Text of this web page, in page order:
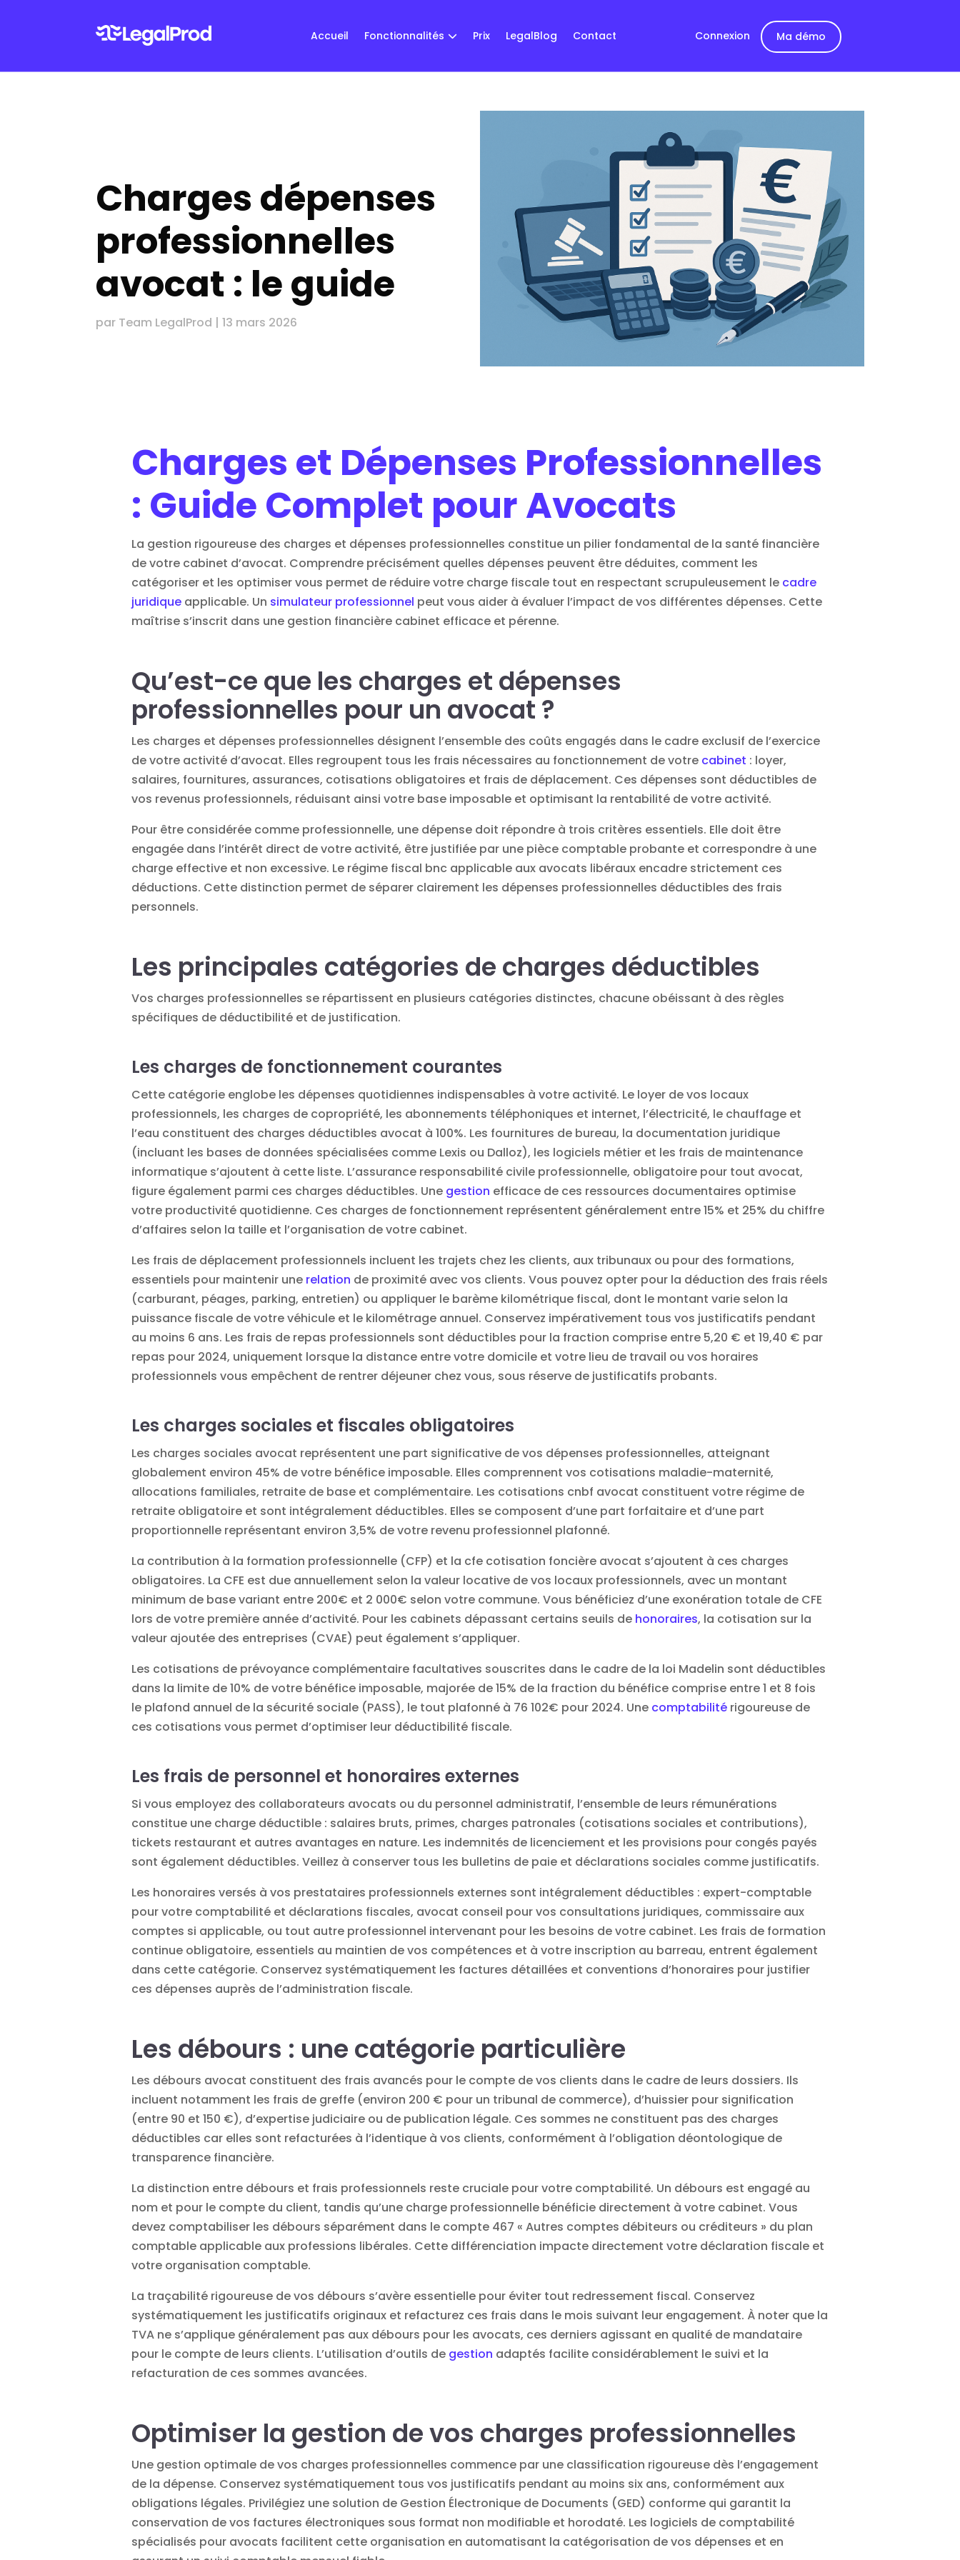
Accueil Fonctionnalités Prix LegalBlog Contact Connexion Ma démo
Charges dépenses
professionnelles
avocat : le guide
par Team LegalProd |13 mars 2026
Charges et Dépenses Professionnelles
: Guide Complet pour Avocats
La gestion rigoureuse des charges et dépenses professionnelles constitue un pilier fondamental de la santé financière
de votre cabinet d’avocat. Comprendre précisément quelles dépenses peuvent être déduites, comment les
catégoriser et les optimiser vous permet de réduire votre charge fiscale tout en respectant scrupuleusement le cadre
juridique applicable. Un simulateur professionnel peut vous aider à évaluer l’impact de vos différentes dépenses. Cette
maîtrise s’inscrit dans une gestion financière cabinet efficace et pérenne.
Qu’est-ce que les charges et dépenses
professionnelles pour un avocat ?
Les charges et dépenses professionnelles désignent l’ensemble des coûts engagés dans le cadre exclusif de l’exercice
de votre activité d’avocat. Elles regroupent tous les frais nécessaires au fonctionnement de votre cabinet : loyer,
salaires, fournitures, assurances, cotisations obligatoires et frais de déplacement. Ces dépenses sont déductibles de
vos revenus professionnels, réduisant ainsi votre base imposable et optimisant la rentabilité de votre activité.
Pour être considérée comme professionnelle, une dépense doit répondre à trois critères essentiels. Elle doit être
engagée dans l’intérêt direct de votre activité, être justifiée par une pièce comptable probante et correspondre à une
charge effective et non excessive. Le régime fiscal bnc applicable aux avocats libéraux encadre strictement ces
déductions. Cette distinction permet de séparer clairement les dépenses professionnelles déductibles des frais
personnels.
Les principales catégories de charges déductibles
Vos charges professionnelles se répartissent en plusieurs catégories distinctes, chacune obéissant à des règles
spécifiques de déductibilité et de justification.
Les charges de fonctionnement courantes
Cette catégorie englobe les dépenses quotidiennes indispensables à votre activité. Le loyer de vos locaux
professionnels, les charges de copropriété, les abonnements téléphoniques et internet, l’électricité, le chauffage et
l’eau constituent des charges déductibles avocat à 100%. Les fournitures de bureau, la documentation juridique
(incluant les bases de données spécialisées comme Lexis ou Dalloz), les logiciels métier et les frais de maintenance
informatique s’ajoutent à cette liste. L’assurance responsabilité civile professionnelle, obligatoire pour tout avocat,
figure également parmi ces charges déductibles. Une gestion efficace de ces ressources documentaires optimise
votre productivité quotidienne. Ces charges de fonctionnement représentent généralement entre 15% et 25% du chiffre
d’affaires selon la taille et l’organisation de votre cabinet.
Les frais de déplacement professionnels incluent les trajets chez les clients, aux tribunaux ou pour des formations,
essentiels pour maintenir une relation de proximité avec vos clients. Vous pouvez opter pour la déduction des frais réels
(carburant, péages, parking, entretien) ou appliquer le barème kilométrique fiscal, dont le montant varie selon la
puissance fiscale de votre véhicule et le kilométrage annuel. Conservez impérativement tous vos justificatifs pendant
au moins 6 ans. Les frais de repas professionnels sont déductibles pour la fraction comprise entre 5,20 € et 19,40 € par
repas pour 2024, uniquement lorsque la distance entre votre domicile et votre lieu de travail ou vos horaires
professionnels vous empêchent de rentrer déjeuner chez vous, sous réserve de justificatifs probants.
Les charges sociales et fiscales obligatoires
Les charges sociales avocat représentent une part significative de vos dépenses professionnelles, atteignant
globalement environ 45% de votre bénéfice imposable. Elles comprennent vos cotisations maladie-maternité,
allocations familiales, retraite de base et complémentaire. Les cotisations cnbf avocat constituent votre régime de
retraite obligatoire et sont intégralement déductibles. Elles se composent d’une part forfaitaire et d’une part
proportionnelle représentant environ 3,5% de votre revenu professionnel plafonné.
La contribution à la formation professionnelle (CFP) et la cfe cotisation foncière avocat s’ajoutent à ces charges
obligatoires. La CFE est due annuellement selon la valeur locative de vos locaux professionnels, avec un montant
minimum de base variant entre 200€ et 2 000€ selon votre commune. Vous bénéficiez d’une exonération totale de CFE
lors de votre première année d’activité. Pour les cabinets dépassant certains seuils de honoraires, la cotisation sur la
valeur ajoutée des entreprises (CVAE) peut également s’appliquer.
Les cotisations de prévoyance complémentaire facultatives souscrites dans le cadre de la loi Madelin sont déductibles
dans la limite de 10% de votre bénéfice imposable, majorée de 15% de la fraction du bénéfice comprise entre 1 et 8 fois
le plafond annuel de la sécurité sociale (PASS), le tout plafonné à 76 102€ pour 2024. Une comptabilité rigoureuse de
ces cotisations vous permet d’optimiser leur déductibilité fiscale.
Les frais de personnel et honoraires externes
Si vous employez des collaborateurs avocats ou du personnel administratif, l’ensemble de leurs rémunérations
constitue une charge déductible : salaires bruts, primes, charges patronales (cotisations sociales et contributions),
tickets restaurant et autres avantages en nature. Les indemnités de licenciement et les provisions pour congés payés
sont également déductibles. Veillez à conserver tous les bulletins de paie et déclarations sociales comme justificatifs.
Les honoraires versés à vos prestataires professionnels externes sont intégralement déductibles : expert-comptable
pour votre comptabilité et déclarations fiscales, avocat conseil pour vos consultations juridiques, commissaire aux
comptes si applicable, ou tout autre professionnel intervenant pour les besoins de votre cabinet. Les frais de formation
continue obligatoire, essentiels au maintien de vos compétences et à votre inscription au barreau, entrent également
dans cette catégorie. Conservez systématiquement les factures détaillées et conventions d’honoraires pour justifier
ces dépenses auprès de l’administration fiscale.
Les débours : une catégorie particulière
Les débours avocat constituent des frais avancés pour le compte de vos clients dans le cadre de leurs dossiers. Ils
incluent notamment les frais de greffe (environ 200 € pour un tribunal de commerce), d’huissier pour signification
(entre 90 et 150 €), d’expertise judiciaire ou de publication légale. Ces sommes ne constituent pas des charges
déductibles car elles sont refacturées à l’identique à vos clients, conformément à l’obligation déontologique de
transparence financière.
La distinction entre débours et frais professionnels reste cruciale pour votre comptabilité. Un débours est engagé au
nom et pour le compte du client, tandis qu’une charge professionnelle bénéficie directement à votre cabinet. Vous
devez comptabiliser les débours séparément dans le compte 467 « Autres comptes débiteurs ou créditeurs » du plan
comptable applicable aux professions libérales. Cette différenciation impacte directement votre déclaration fiscale et
votre organisation comptable.
La traçabilité rigoureuse de vos débours s’avère essentielle pour éviter tout redressement fiscal. Conservez
systématiquement les justificatifs originaux et refacturez ces frais dans le mois suivant leur engagement. À noter que la
TVA ne s’applique généralement pas aux débours pour les avocats, ces derniers agissant en qualité de mandataire
pour le compte de leurs clients. L’utilisation d’outils de gestion adaptés facilite considérablement le suivi et la
refacturation de ces sommes avancées.
Optimiser la gestion de vos charges professionnelles
Une gestion optimale de vos charges professionnelles commence par une classification rigoureuse dès l’engagement
de la dépense. Conservez systématiquement tous vos justificatifs pendant au moins six ans, conformément aux
obligations légales. Privilégiez une solution de Gestion Électronique de Documents (GED) conforme qui garantit la
conservation de vos factures électroniques sous format non modifiable et horodaté. Les logiciels de comptabilité
spécialisés pour avocats facilitent cette organisation en automatisant la catégorisation de vos dépenses et en